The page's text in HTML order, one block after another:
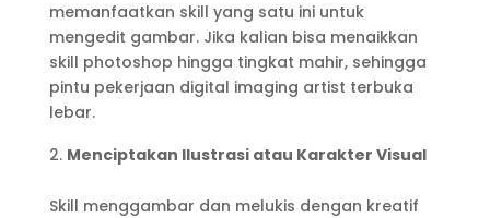
memanfaatkan skill yang satu ini untuk
mengedit gambar. Jika kalian bisa menaikkan
skill photoshop hingga tingkat mahir, sehingga
pintu pekerjaan digital imaging artist terbuka
lebar.
Menciptakan Ilustrasi atau Karakter Visual
Skill menggambar dan melukis dengan kreatif